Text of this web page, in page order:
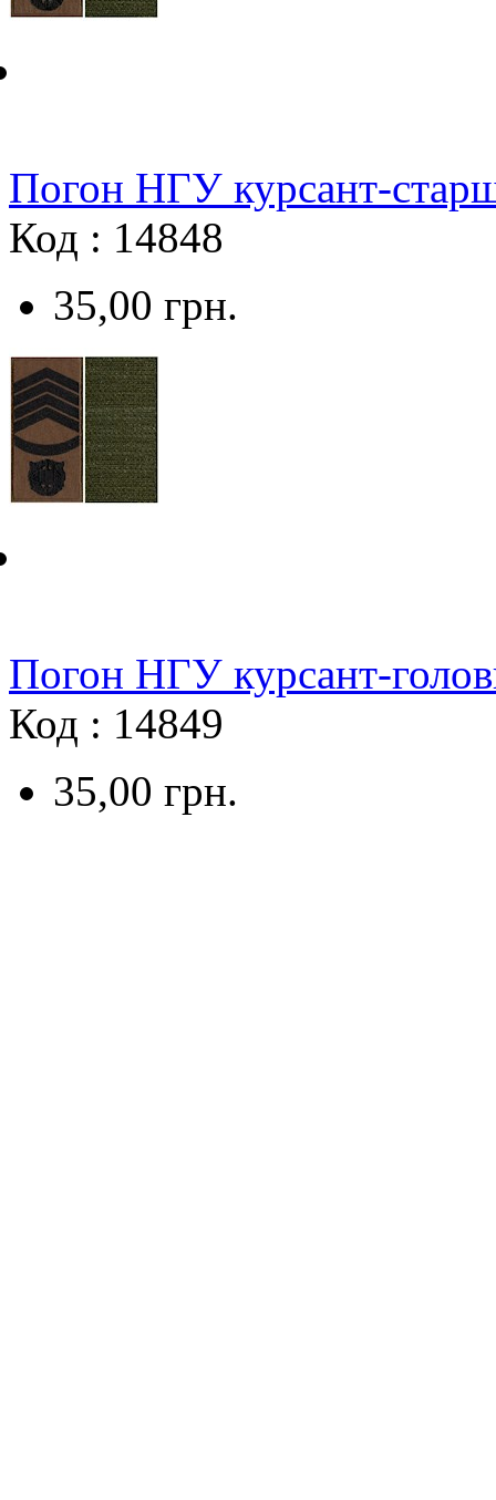
Погон НГУ курсант-
Код : 14848
35,00 грн.
Погон НГУ курсант-
Код : 14849
35,00 грн.